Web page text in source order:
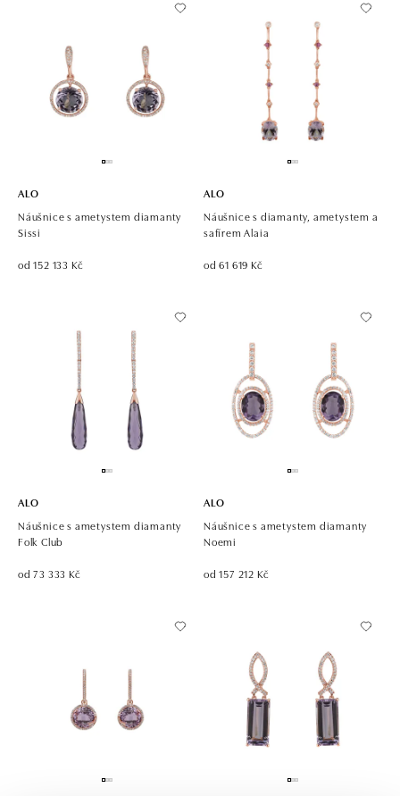
ALO
Náušnice s ametystem diamanty
Sissi
od 152 133 Kč
ALO
Náušnice s diamanty, ametystem a
safírem Alaia
od 61 619 Kč
ALO
Náušnice s ametystem diamanty
Folk Club
od 73 333 Kč
ALO
Náušnice s ametystem diamanty
Noemi
od 157 212 Kč